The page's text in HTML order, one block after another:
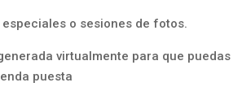
o sesiones de fotos.
virtualmente para que puedas
puesta